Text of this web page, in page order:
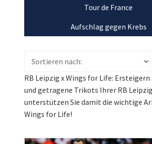
Tour de France
Aufschlag gegen Krebs
RB Leipzig x Wings for Life:
und getragene Trikots Ihrer RB
unterstützen Sie damit die wichtige
Wings for Life!